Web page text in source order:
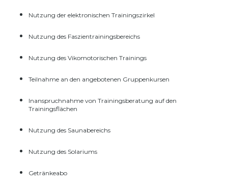
Nutzung der elektronischen Trainingszirkel
Nutzung des Faszientrainingsbereichs
Nutzung des Vikomotorischen Trainings
Teilnahme an den angebotenen Gruppenkursen
Inanspruchnahme von Trainingsberatung auf den
Trainingsflächen
Nutzung des Saunabereichs
Nutzung des Solariums
Getränkeabo